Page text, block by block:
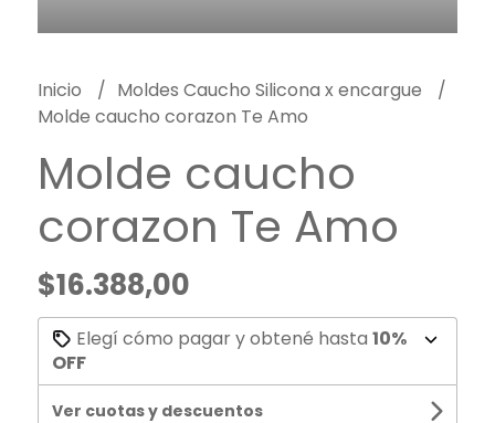
Inicio
Moldes Caucho Silicona x encargue
Molde caucho corazon Te Amo
Molde caucho
corazon Te Amo
$16.388,00
Elegí cómo pagar y obtené hasta 10%
OFF
Ver cuotas y descuentos